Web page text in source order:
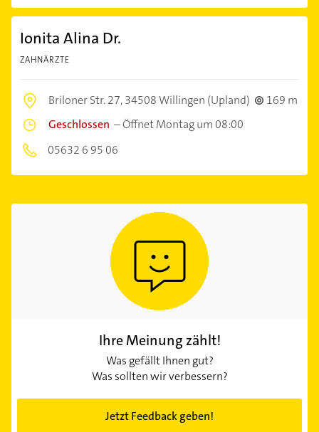
Ionita Alina Dr.
ZAHNÄRZTE
Briloner Str. 27,34508 Willingen (Upland)
169 m
Geschlossen –Öffnet Montag um 08:00
05632 6 95 06
Ihre Meinung zählt!
Was gefällt Ihnen gut?
Was sollten wir verbessern?
Jetzt Feedback geben!